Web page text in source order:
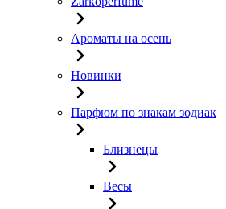
Ароматы на осень
Новинки
Парфюм по знакам зодиак
Близнецы
Весы